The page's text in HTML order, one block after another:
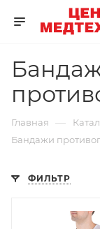
Главная —
Бандажи
ФИЛЬТР